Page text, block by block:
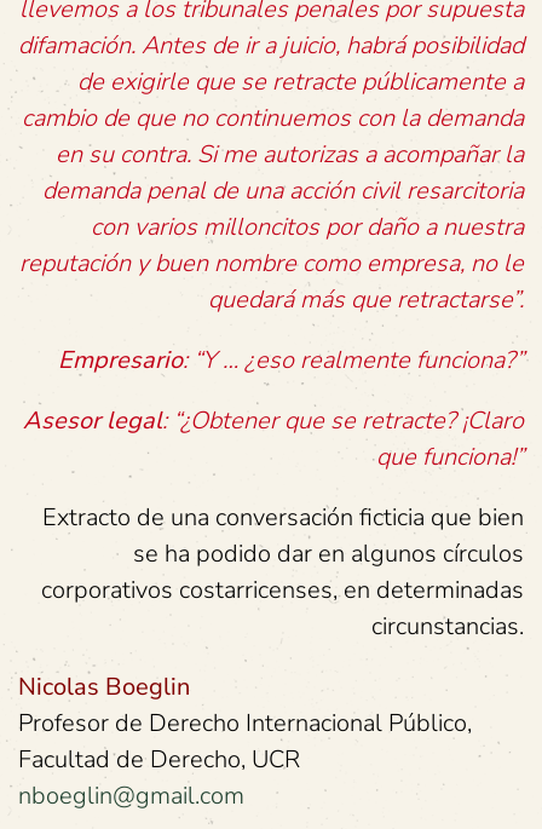
llevemos a los tribunales penales por supuesta
difamación. Antes de ir a juicio, habrá posibilidad
de exigirle que se retracte públicamente a
cambio de que no continuemos con la demanda
en su contra. Si me autorizas a acompañar la
demanda penal de una acción civil resarcitoria
con varios milloncitos por daño a nuestra
reputación y buen nombre como empresa, no le
quedará más que retractarse”.
Empresario: “Y … ¿eso realmente funciona?”
Asesor legal: “¿Obtener que se retracte? ¡Claro
que funciona!”
Extracto de una conversación ficticia que bien
se ha podido dar en algunos círculos
corporativos costarricenses, en determinadas
circunstancias.
Nicolas Boeglin
Profesor de Derecho Internacional Público,
Facultad de Derecho, UCR
nboeglin@gmail.com